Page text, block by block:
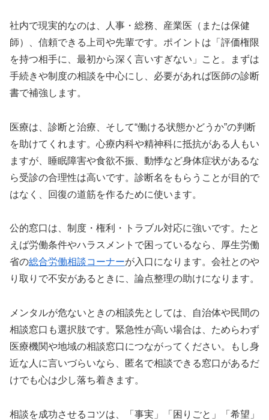
社内で現実的なのは、人事・総務、産業医（または保健
師）、信頼できる上司や先輩です。ポイントは「評価権限
を持つ相手に、最初から深く言いすぎない」こと。まずは
手続きや制度の相談を中心にし、必要があれば医師の診断
書で補強します。
医療は、診断と治療、そして“働ける状態かどうか”の判断
を助けてくれます。心療内科や精神科に抵抗がある人もい
ますが、睡眠障害や食欲不振、動悸など身体症状があるな
ら受診の合理性は高いです。診断名をもらうことが目的で
はなく、回復の道筋を作るために使います。
公的窓口は、制度・権利・トラブル対応に強いです。たと
えば労働条件やハラスメントで困っているなら、厚生労働
省の総合労働相談コーナーが入口になります。会社とのや
り取りで不安があるときに、論点整理の助けになります。
メンタルが危ないときの相談先としては、自治体や民間の
相談窓口も選択肢です。緊急性が高い場合は、ためらわず
医療機関や地域の相談窓口につながってください。もし身
近な人に言いづらいなら、匿名で相談できる窓口があるだ
けでも心は少し落ち着きます。
相談を成功させるコツは、「事実」「困りごと」「希望」